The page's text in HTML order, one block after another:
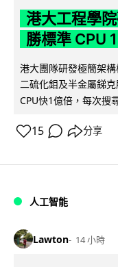
港大工程學
勝標準 CPU
港大團隊研發極簡架
二硫化鉬及半金屬銻
CPU快1億倍，每次搜
15 分享
人工智能
Lawton 14 小時